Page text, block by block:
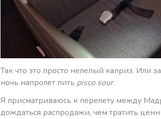
Так что это просто нелепый каприз. Или
ночь напролет пить pisco sour.
Я присматриваюсь к перелету между
дождаться распродажи, чем тратить